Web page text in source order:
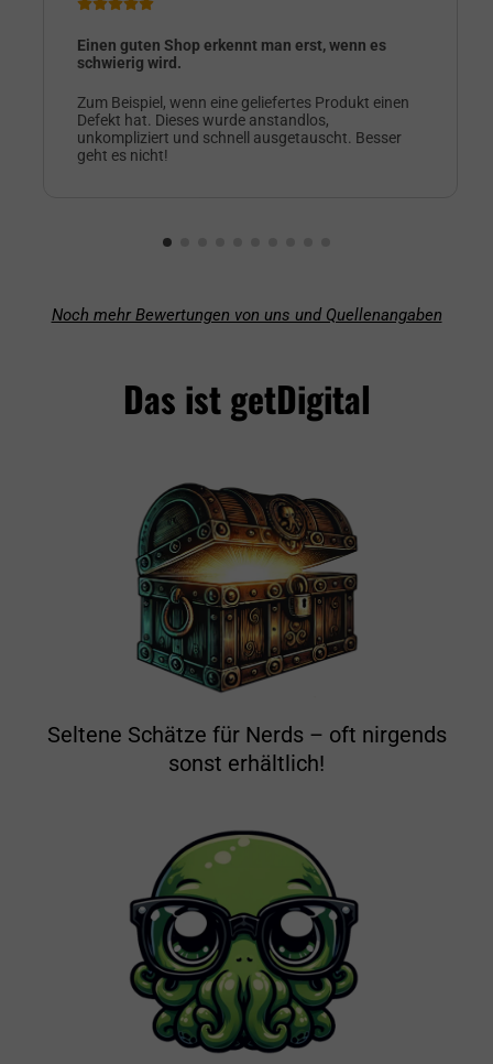
Einen guten Shop erkennt man erst, wenn es
schwierig wird.
Zum Beispiel, wenn eine geliefertes Produkt einen
Defekt hat. Dieses wurde anstandlos,
unkompliziert und schnell ausgetauscht. Besser
geht es nicht!
Noch mehr Bewertungen von uns und Quellenangaben
Das ist getDigital
Seltene Schätze für Nerds – oft nirgends
sonst erhältlich!